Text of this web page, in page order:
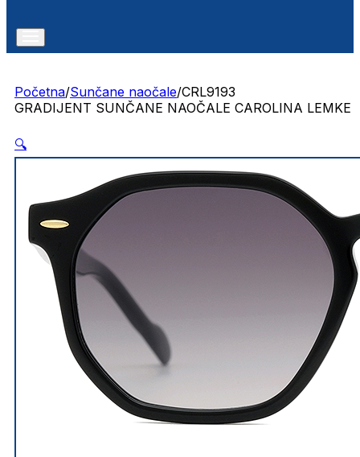
Početna/Sunčane naočale/CRL9193
GRADIJENT SUNČANE NAOČALE CAROLINA LEMKE
🔍